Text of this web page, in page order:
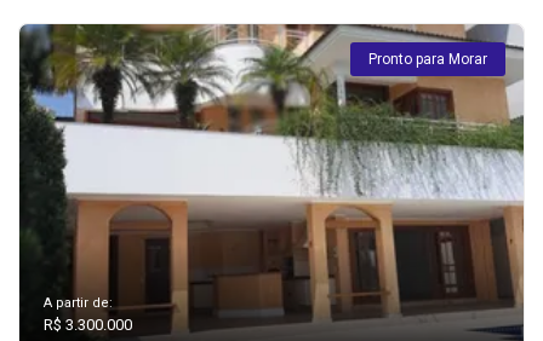
Pronto para Morar
A partir de:
R$ 3.300.000